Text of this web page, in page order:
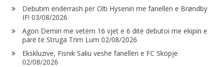
Debutim ëndërrash për Olti Hysenin me fanellën e Brøndby
IF! 03/08/2026
Agon Demiri me vetëm 16 vjet e 6 ditë debutoi me ekipin e
parë të Struga Trim Lum 02/08/2026
Ekskluzive, Fisnik Saliu veshë fanellën e FC Skopje
02/08/2026